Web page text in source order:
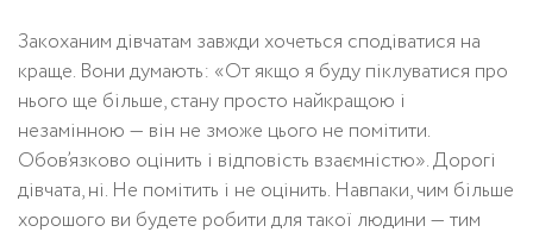
Закоханим дівчатам завжди хочеться сподіватися на
краще. Вони думають: «От якщо я буду піклуватися про
нього ще більше, стану просто найкращою і
незамінною — він не зможе цього не помітити.
Обов’язково оцінить і відповість взаємністю». Дорогі
дівчата, ні. Не помітить і не оцінить. Навпаки, чим більше
хорошого ви будете робити для такої людини — тим